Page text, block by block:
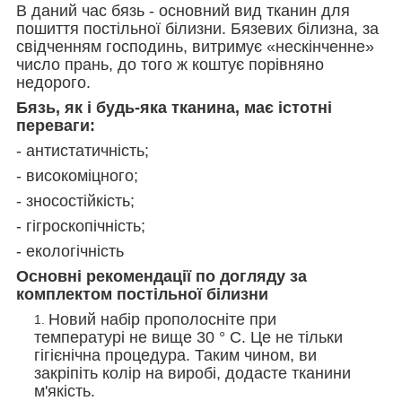
В даний час бязь - основний вид тканин для
пошиття постільної білизни. Бязевих білизна, за
свідченням господинь, витримує «нескінченне»
число прань, до того ж коштує порівняно
недорого.
Бязь, як і будь-яка тканина, має істотні
переваги:
- антистатичність;
- високоміцного;
- зносостійкість;
- гігроскопічність;
- екологічність
Основні рекомендації по догляду за
комплектом постільної білизни
Новий набір прополосніте при
температурі не вище 30 ° С. Це не тільки
гігієнічна процедура. Таким чином, ви
закріпіть колір на виробі, додасте тканини
м'якість.